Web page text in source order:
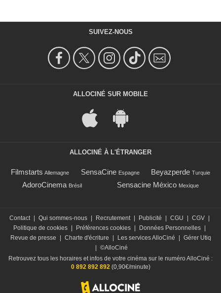
SUIVEZ-NOUS
ALLOCINÉ SUR MOBILE
ALLOCINÉ À L'ÉTRANGER
Filmstarts Allemagne SensaCine Espagne Beyazperde Turquie
AdoroCinema Brésil Sensacine México Mexique
Contact Qui sommes-nous Recrutement Publicité CGU CGV
Politique de cookies
Préférences cookies Données Personnelles
Revue de presse
Charte d'écriture Les services AlloCiné
Gérer Utiq
©AlloCiné
Retrouvez tous les horaires et infos de votre cinéma sur le numéro AlloCiné :
0 892 892 892(0,90€/minute)